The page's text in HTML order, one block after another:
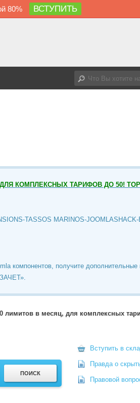
80% ВСТУПИТЬ
КОМПЛЕКСНЫХ ТАРИФОВ ДО 50!
TASSOS MARINOS-
компонентов, получите
лимитов в месяц, для комплексных
Вступить в
Правда о
Правовой